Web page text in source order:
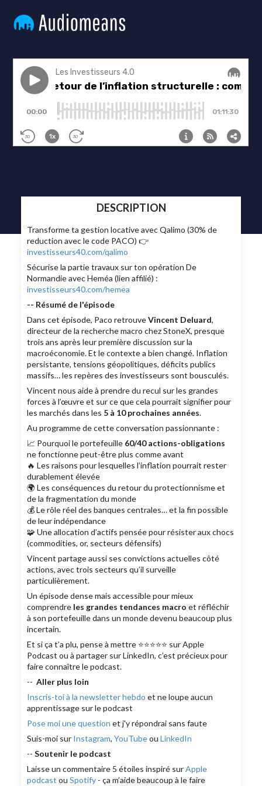
DESCRIPTION
Transforme ta gestion locative avec Qalimo (30% de
reduction avec le code PACO) 👉
investisseurs40.com/qalimo
Sécurise la partie travaux sur ton opération De
Normandie avec Heméa (lien affilié) :
investisseurs40.com/hemea
-- Résumé de l'épisode
Dans cet épisode, Paco retrouveVincent Deluard,
directeur de la recherche macro chez StoneX, presque
trois ans après leur première discussion sur la
macroéconomie. Et le contexte a bien changé. Inflation
persistante, tensions géopolitiques, déficits publics
massifs… les repères des investisseurs sont bousculés.
Vincent nous aide à prendre du recul sur les grandes
forces à l’œuvre et sur ce que cela pourrait signifier pour
les marchés dans les 5 à 10 prochaines années.
Au programme de cette conversation passionnante :
📈 Pourquoi le portefeuille 60/40 actions-obligations
ne fonctionne peut-être plus comme avant
🔥 Les raisons pour lesquelles l’inflation pourrait rester
durablement élevée
🌍 Les conséquences du retour du protectionnisme et
de la fragmentation du monde
💰 Le rôle réel des banques centrales… et la fin possible
de leur indépendance
🧩 Une allocation d’actifs pensée pour résister aux chocs
(commodities, or, secteurs défensifs)
Vincent partage aussi ses convictions actuelles côté
actions, avec trois secteurs qu’il surveille
particulièrement.
Un épisode dense mais accessible pour mieux
comprendre les grandes tendances macro et réfléchir
à son portefeuille dans un monde devenu beaucoup plus
incertain.
Et si ça t’a plu, pense à mettre ⭐⭐⭐⭐⭐ sur Apple
Podcast ou à partager sur LinkedIn, c’est précieux pour
faire connaître le podcast.
-- Aller plus loin
Inscris-toi à la newsletter hebdo et ne loupe aucun
apprentissage sur le podcast
Pose moi une question et j'y répondrai sans faute
Suis-moi sur Instagram,YouTubeouLinkedIn
--Soutenir le podcast
Laisse un commentaire 5 étoiles inspiré surApple
podcast ouSpotify - ça m’aide beaucoup à le faire